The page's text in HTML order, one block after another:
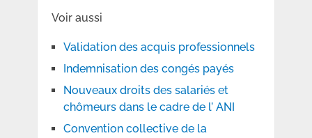
Voir aussi
Validation des acquis professionnels
Indemnisation des congés payés
Nouveaux droits des salariés et
chômeurs dans le cadre de l’ ANI
Convention collective de la